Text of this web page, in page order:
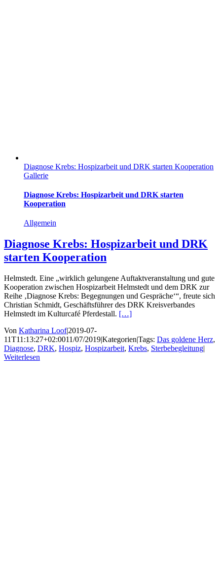
Diagnose Krebs: Hospizarbeit und DRK starten Kooperation
Gallerie
Diagnose Krebs: Hospizarbeit und DRK starten
Kooperation
Allgemein
Diagnose Krebs: Hospizarbeit und DRK
starten Kooperation
Helmstedt. Eine „wirklich gelungene Auftaktveranstaltung und gute
Kooperation zwischen Hospizarbeit Helmstedt und dem DRK zur
Reihe ‚Diagnose Krebs: Begegnungen und Gespräche‘“, freute sich
Christian Schmidt, Geschäftsführer des DRK Kreisverbandes
Helmstedt im Kulturcafé Pferdestall. […]
Von Katharina Loof|2019-07-
11T11:13:27+02:0011/07/2019|Kategorien|Tags: Das goldene Herz,
Diagnose, DRK, Hospiz, Hospizarbeit, Krebs, Sterbebegleitung|
Weiterlesen